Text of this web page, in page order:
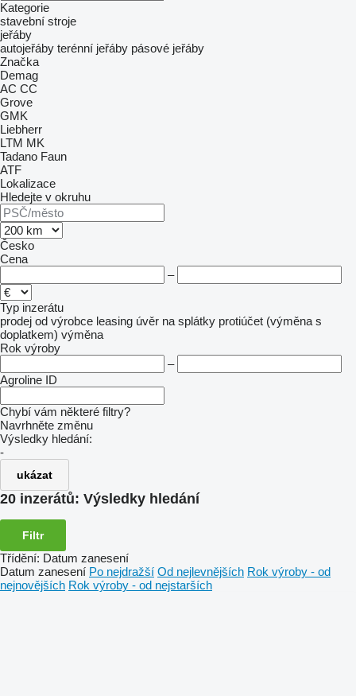
Kategorie
stavební stroje
jeřáby
autojeřáby terénní jeřáby pásové jeřáby
Značka
Demag
AC CC
Grove
GMK
Liebherr
LTM MK
Tadano Faun
ATF
Lokalizace
Hledejte v okruhu
Česko
Cena
–
Typ inzerátu
prodej od výrobce leasing úvěr na splátky protiúčet (výměna s
doplatkem) výměna
Rok výroby
–
Agroline ID
Chybí vám některé filtry?
Navrhněte změnu
Výsledky hledání:
-
ukázat
20 inzerátů: Výsledky hledání
Filtr
Třídění: Datum zanesení
Datum zanesení Po nejdražší Od nejlevnějších Rok výroby - od
nejnovějších Rok výroby - od nejstarších